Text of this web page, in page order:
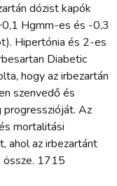
dózist kapók
Hgmm-es és -0,3
Hipertónia és 2-es
Diabetic
hogy az irbezartán
szenvedő és
Az
mortalitási
ahol az irbezartánt
össze. 1715